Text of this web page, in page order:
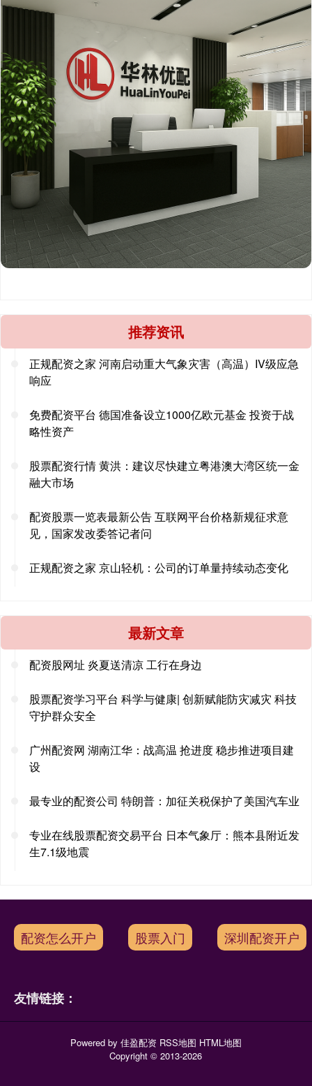
推荐资讯
正规配资之家 河南启动重大气象灾害（高温）IV级应急
响应
免费配资平台 德国准备设立1000亿欧元基金 投资于战
略性资产
股票配资行情 黄洪：建议尽快建立粤港澳大湾区统一金
融大市场
配资股票一览表最新公告 互联网平台价格新规征求意
见，国家发改委答记者问
正规配资之家 京山轻机：公司的订单量持续动态变化
最新文章
配资股网址 炎夏送清凉 工行在身边
股票配资学习平台 科学与健康| 创新赋能防灾减灾 科技
守护群众安全
广州配资网 湖南江华：战高温 抢进度 稳步推进项目建
设
最专业的配资公司 特朗普：加征关税保护了美国汽车业
专业在线股票配资交易平台 日本气象厅：熊本县附近发
生7.1级地震
配资怎么开户 股票入门 深圳配资开户
友情链接：
Powered by 佳盈配资 RSS地图 HTML地图
Copyright© 2013-2026